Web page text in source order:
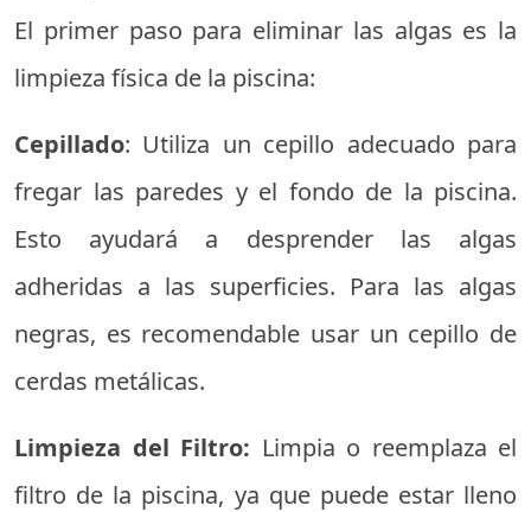
El primer paso para eliminar las algas es la
limpieza física de la piscina:
Cepillado: Utiliza un cepillo adecuado para
fregar las paredes y el fondo de la piscina.
Esto ayudará a desprender las algas
adheridas a las superficies. Para las algas
negras, es recomendable usar un cepillo de
cerdas metálicas.
Limpieza del Filtro: Limpia o reemplaza el
filtro de la piscina, ya que puede estar lleno